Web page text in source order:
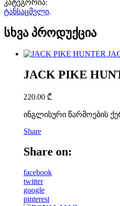
კატეგორია:
ტანსაცმელი.
სხვა პროდუქცია
JACK PIKE
220.00 ₾
ინგლისური წარმოების
Share
Share on:
facebook
twitter
google
pinterest